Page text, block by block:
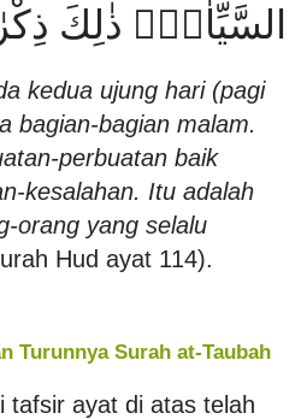
السَّيِّاٰتِۗ ذٰلِكَ
kedua ujung hari (pagi
bagian-bagian malam.
perbuatan baik
kesalahan. Itu adalah
orang yang selalu
Hud ayat 114).
Turunnya Surah at-Taubah
tafsir ayat di atas telah